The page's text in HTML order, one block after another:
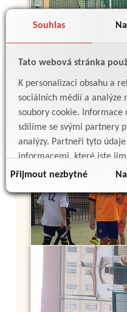
Souhlas
Tato webová stránka
K personalizaci obsahu a
sociálních médií a analýze
soubory cookie. Informace
sdílíme se svými partnery
analýzy. Partneři tyto
informacemi, které jste
důsledku toho, že používáte
Přijmout nezbytné